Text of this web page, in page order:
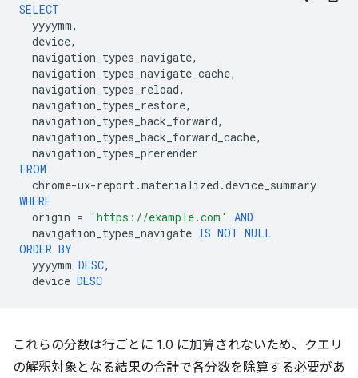
SELECT
yyyymm,
device,
navigation_types_navigate,
navigation_types_navigate_cache,
navigation_types_reload,
navigation_types_restore,
navigation_types_back_forward,
navigation_types_back_forward_cache,
navigation_types_prerender
FROM
chrome-ux-report.materialized .device_summary
WHERE
origin = 'https://example.com'
AND
navigation_types_navigate IS NOT NULL
ORDER BY
yyyymm DESC,
device DESC
これらの分数は行ごとに 1.0 に加算されないため、クエリ
の解釈対象となる結果の合計で各分数を除算する必要があ